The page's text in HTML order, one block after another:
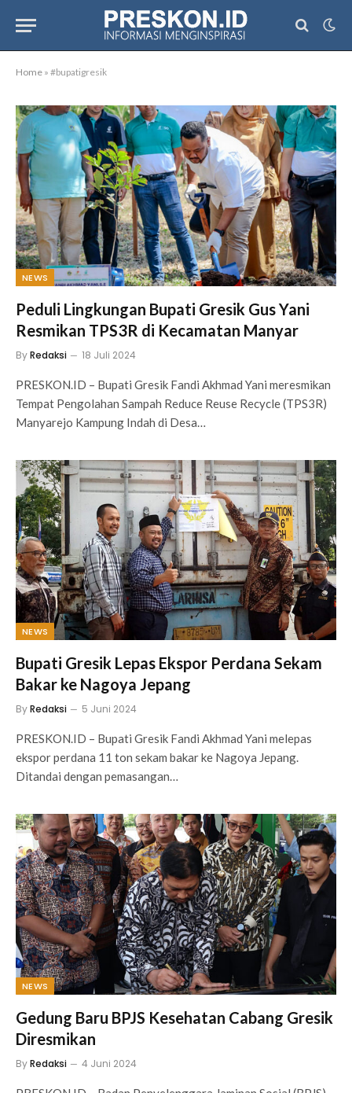
Home » #bupatigresik
NEWS
Peduli Lingkungan Bupati Gresik Gus Yani
Resmikan TPS3R di Kecamatan Manyar
ByRedaksi 18 Juli 2024
PRESKON.ID – Bupati Gresik Fandi Akhmad Yani meresmikan
Tempat Pengolahan Sampah Reduce Reuse Recycle (TPS3R)
Manyarejo Kampung Indah di Desa…
NEWS
Bupati Gresik Lepas Ekspor Perdana Sekam
Bakar ke Nagoya Jepang
ByRedaksi 5 Juni 2024
PRESKON.ID – Bupati Gresik Fandi Akhmad Yani melepas
ekspor perdana 11 ton sekam bakar ke Nagoya Jepang.
Ditandai dengan pemasangan…
NEWS
Gedung Baru BPJS Kesehatan Cabang Gresik
Diresmikan
ByRedaksi 4 Juni 2024